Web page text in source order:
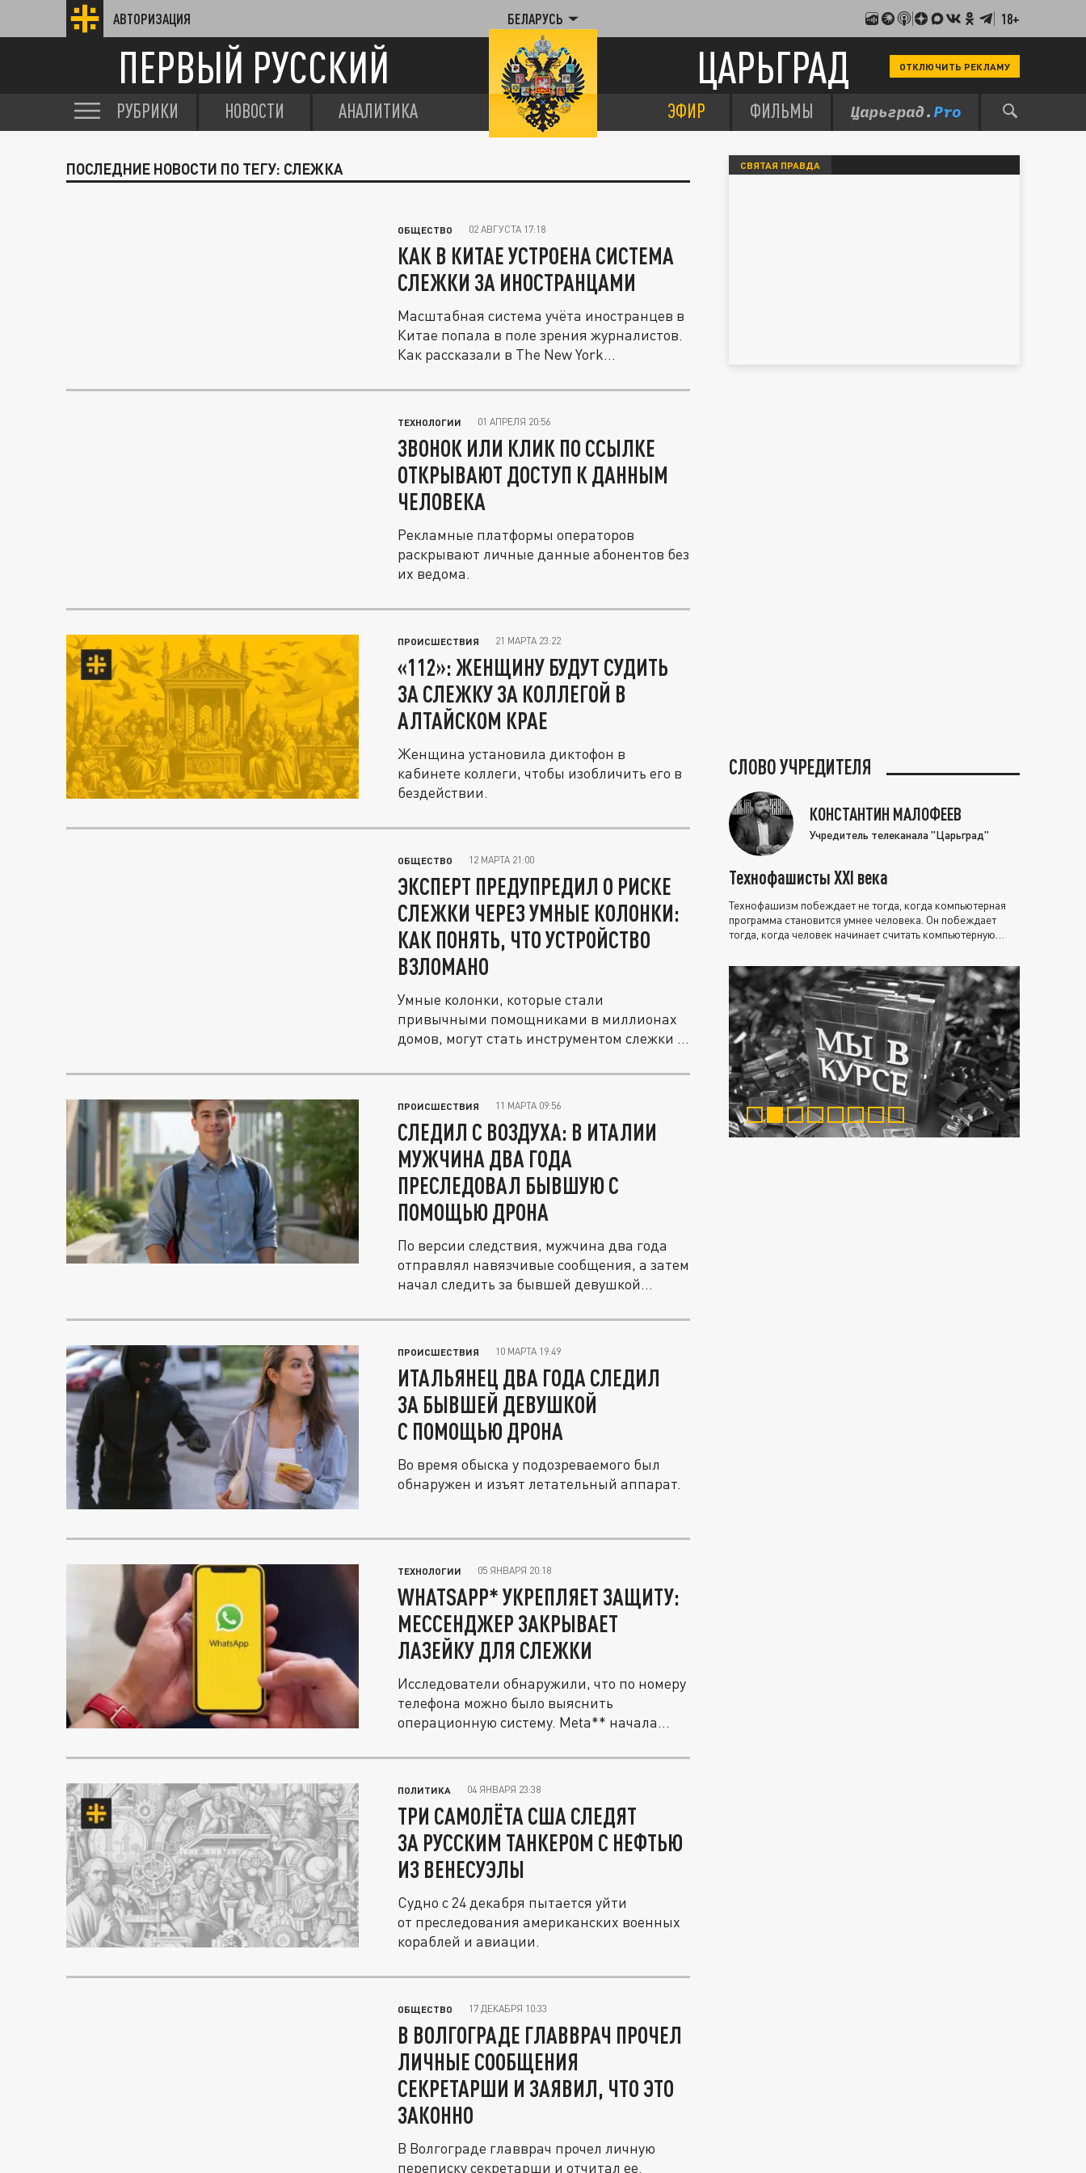
АВТОРИЗАЦИЯ БЕЛАРУСЬ 18+
ПЕРВЫЙ РУССКИЙ ЦАРЬГРАД ОТКЛЮЧИТЬ РЕКЛАМУ
РУБРИКИ НОВОСТИ АНАЛИТИКА ЭФИР ФИЛЬМЫ
ПОСЛЕДНИЕ НОВОСТИ ПО ТЕГУ: СЛЕЖКА
ОБЩЕСТВО 02 АВГУСТА 17:18
КАК В КИТАЕ УСТРОЕНА СИСТЕМА
СЛЕЖКИ ЗА ИНОСТРАНЦАМИ
Масштабная система учёта иностранцев в
Китае попала в поле зрения журналистов.
Как рассказали в The New York...
ТЕХНОЛОГИИ 01 АПРЕЛЯ 20:56
ЗВОНОК ИЛИ КЛИК ПО ССЫЛКЕ
ОТКРЫВАЮТ ДОСТУП К ДАННЫМ
ЧЕЛОВЕКА
Рекламные платформы операторов
раскрывают личные данные абонентов без
их ведома.
ПРОИСШЕСТВИЯ 21 МАРТА 23:22
«112»: ЖЕНЩИНУ БУДУТ СУДИТЬ
ЗА СЛЕЖКУ ЗА КОЛЛЕГОЙ В
АЛТАЙСКОМ КРАЕ
Женщина установила диктофон в
кабинете коллеги, чтобы изобличить его в
бездействии.
ОБЩЕСТВО 12 МАРТА 21:00
ЭКСПЕРТ ПРЕДУПРЕДИЛ О РИСКЕ
СЛЕЖКИ ЧЕРЕЗ УМНЫЕ КОЛОНКИ:
КАК ПОНЯТЬ, ЧТО УСТРОЙСТВО
ВЗЛОМАНО
Умные колонки, которые стали
привычными помощниками в миллионах
домов, могут стать инструментом слежки в
ПРОИСШЕСТВИЯ 11 МАРТА 09:56
СЛЕДИЛ С ВОЗДУХА: В ИТАЛИИ
МУЖЧИНА ДВА ГОДА
ПРЕСЛЕДОВАЛ БЫВШУЮ С
ПОМОЩЬЮ ДРОНА
По версии следствия, мужчина два года
отправлял навязчивые сообщения, а затем
начал следить за бывшей девушкой...
ПРОИСШЕСТВИЯ 10 МАРТА 19:49
ИТАЛЬЯНЕЦ ДВА ГОДА СЛЕДИЛ
ЗА БЫВШЕЙ ДЕВУШКОЙ
С ПОМОЩЬЮ ДРОНА
Во время обыска у подозреваемого был
обнаружен и изъят летательный аппарат.
ТЕХНОЛОГИИ 05 ЯНВАРЯ 20:18
WHATSAPP* УКРЕПЛЯЕТ ЗАЩИТУ:
МЕССЕНДЖЕР ЗАКРЫВАЕТ
ЛАЗЕЙКУ ДЛЯ СЛЕЖКИ
Исследователи обнаружили, что по номеру
телефона можно было выяснить
операционную систему. Meta** начала...
ПОЛИТИКА 04 ЯНВАРЯ 23:38
ТРИ САМОЛЁТА США СЛЕДЯТ
ЗА РУССКИМ ТАНКЕРОМ С НЕФТЬЮ
ИЗ ВЕНЕСУЭЛЫ
Судно с 24 декабря пытается уйти
от преследования американских военных
кораблей и авиации.
ОБЩЕСТВО 17 ДЕКАБРЯ 10:33
В ВОЛГОГРАДЕ ГЛАВВРАЧ ПРОЧЕЛ
ЛИЧНЫЕ СООБЩЕНИЯ
СЕКРЕТАРШИ И ЗАЯВИЛ, ЧТО ЭТО
ЗАКОННО
В Волгограде главврач прочел личную
переписку секретарши и отчитал ее.
СВЯТАЯ ПРАВДА
СЛОВО УЧРЕДИТЕЛЯ
КОНСТАНТИН МАЛОФЕЕВ
Учредитель телеканала "Царьград"
Технофашисты XXI века
Технофашизм побеждает не тогда, когда компьютерная
программа становится умнее человека. Он побеждает
тогда, когда человек начинает считать компьютерную